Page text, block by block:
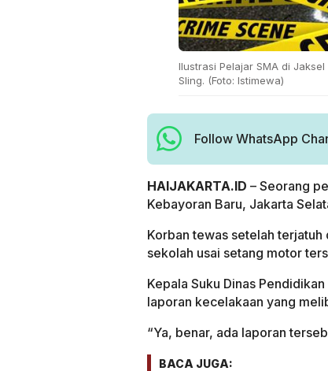
Ilustrasi Pelajar SMA di
Sling. (Foto: Istimewa)
Follow WhatsApp
HAIJAKARTA.ID – Seorang
Kebayoran Baru, Jakarta
Korban tewas setelah
sekolah usai setang motor
Kepala Suku Dinas
laporan kecelakaan yang
“Ya, benar, ada laporan
BACA JUGA: